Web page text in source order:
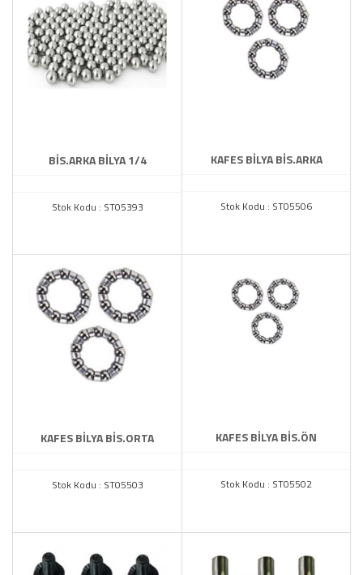
BİS.ARKA BİLYA 1/4
Stok Kodu : ST05393
KAFES BİLYA BİS.ARKA
Stok Kodu : ST05506
KAFES BİLYA BİS.ORTA
Stok Kodu : ST05503
KAFES BİLYA BİS.ÖN
Stok Kodu : ST05502